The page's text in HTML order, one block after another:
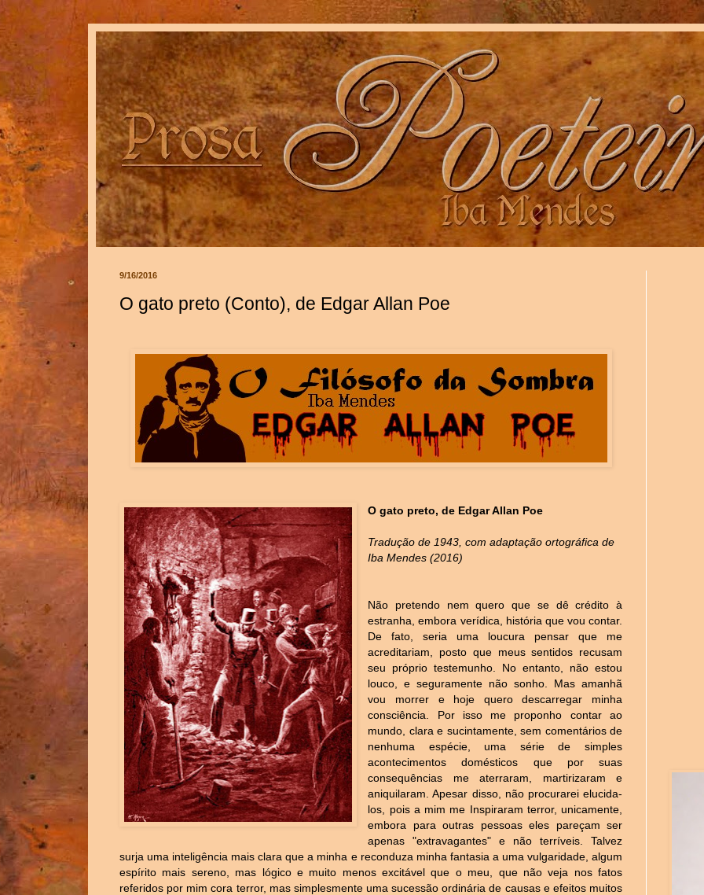
9/16/2016
O gato preto (Conto), de Edgar Allan Poe
O gato preto, de Edgar Allan Poe
Tradução de 1943, com adaptação ortográfica de
Iba Mendes (2016)
Não pretendo nem quero que se dê crédito à
estranha, embora verídica, história que vou contar.
De fato, seria uma loucura pensar que me
acreditariam, posto que meus sentidos recusam
seu próprio testemunho. No entanto, não estou
louco, e seguramente não sonho. Mas amanhã
vou morrer e hoje quero descarregar minha
consciência. Por isso me proponho contar ao
mundo, clara e sucintamente, sem comentários de
nenhuma espécie, uma série de simples
acontecimentos domésticos que por suas
consequências me aterraram, martirizaram e
aniquilaram. Apesar disso, não procurarei elucida-
los, pois a mim me Inspiraram terror, unicamente,
embora para outras pessoas eles pareçam ser
apenas "extravagantes" e não terríveis. Talvez
surja uma inteligência mais clara que a minha e reconduza minha fantasia a uma vulgaridade, algum
espírito mais sereno, mas lógico e muito menos excitável que o meu, que não veja nos fatos
referidos por mim cora terror, mas simplesmente uma sucessão ordinária de causas e efeitos muitos